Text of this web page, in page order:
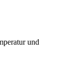
und